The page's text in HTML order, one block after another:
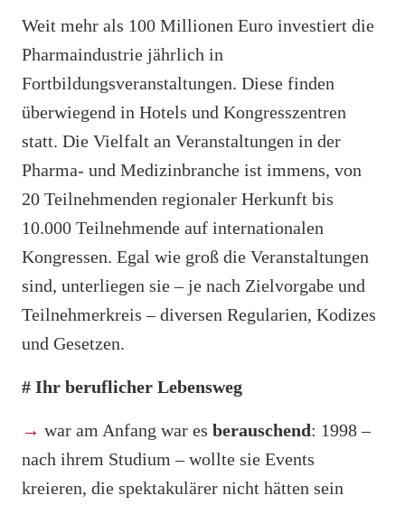
Weit mehr als 100 Millionen Euro investiert die
Pharmaindustrie jährlich in
Fortbildungsveranstaltungen. Diese finden
überwiegend in Hotels und Kongresszentren
statt. Die Vielfalt an Veranstaltungen in der
Pharma- und Medizinbranche ist immens, von
20 Teilnehmenden regionaler Herkunft bis
10.000 Teilnehmende auf internationalen
Kongressen. Egal wie groß die Veranstaltungen
sind, unterliegen sie – je nach Zielvorgabe und
Teilnehmerkreis – diversen Regularien, Kodizes
und Gesetzen.
# Ihr beruflicher Lebensweg
→ war am Anfang war es berauschend: 1998 –
nach ihrem Studium – wollte sie Events
kreieren, die spektakulärer nicht hätten sein